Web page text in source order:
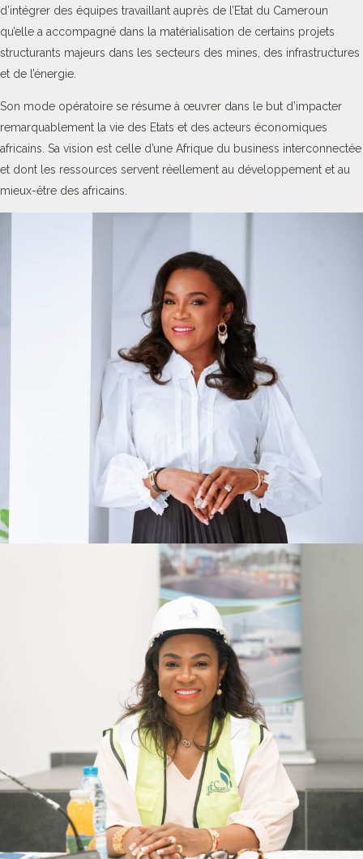
d’intégrer des équipes travaillant auprès de l’Etat du Cameroun
qu’elle a accompagné dans la matérialisation de certains projets
structurants majeurs dans les secteurs des mines, des infrastructures
et de l’énergie.
Son mode opératoire se résume à œuvrer dans le but d’impacter
remarquablement la vie des Etats et des acteurs économiques
africains. Sa vision est celle d’une Afrique du business interconnectée
et dont les ressources servent réellement au développement et au
mieux-être des africains.